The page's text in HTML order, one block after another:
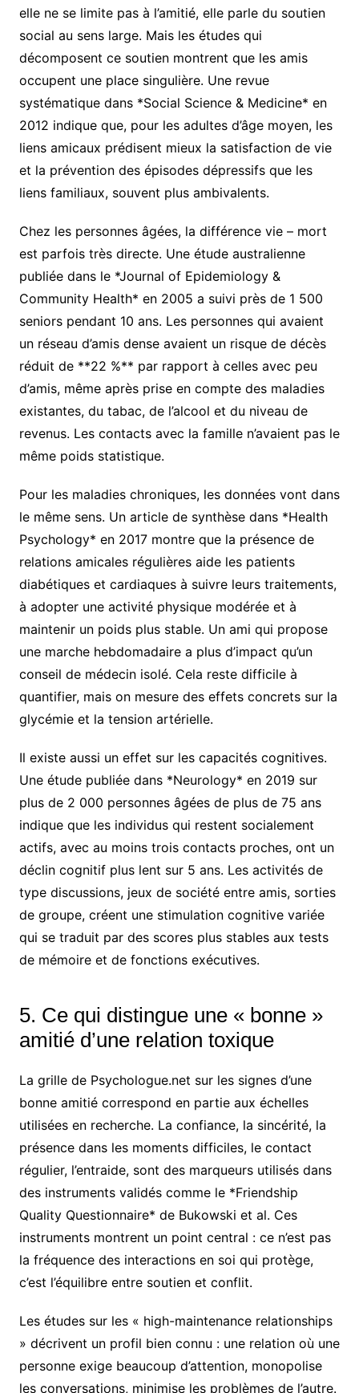
elle ne se limite pas à l’amitié, elle parle du soutien
social au sens large. Mais les études qui
décomposent ce soutien montrent que les amis
occupent une place singulière. Une revue
systématique dans *Social Science & Medicine* en
2012 indique que, pour les adultes d’âge moyen, les
liens amicaux prédisent mieux la satisfaction de vie
et la prévention des épisodes dépressifs que les
liens familiaux, souvent plus ambivalents.
Chez les personnes âgées, la différence vie – mort
est parfois très directe. Une étude australienne
publiée dans le *Journal of Epidemiology &
Community Health* en 2005 a suivi près de 1 500
seniors pendant 10 ans. Les personnes qui avaient
un réseau d’amis dense avaient un risque de décès
réduit de **22 %** par rapport à celles avec peu
d’amis, même après prise en compte des maladies
existantes, du tabac, de l’alcool et du niveau de
revenus. Les contacts avec la famille n’avaient pas le
même poids statistique.
Pour les maladies chroniques, les données vont dans
le même sens. Un article de synthèse dans *Health
Psychology* en 2017 montre que la présence de
relations amicales régulières aide les patients
diabétiques et cardiaques à suivre leurs traitements,
à adopter une activité physique modérée et à
maintenir un poids plus stable. Un ami qui propose
une marche hebdomadaire a plus d’impact qu’un
conseil de médecin isolé. Cela reste difficile à
quantifier, mais on mesure des effets concrets sur la
glycémie et la tension artérielle.
Il existe aussi un effet sur les capacités cognitives.
Une étude publiée dans *Neurology* en 2019 sur
plus de 2 000 personnes âgées de plus de 75 ans
indique que les individus qui restent socialement
actifs, avec au moins trois contacts proches, ont un
déclin cognitif plus lent sur 5 ans. Les activités de
type discussions, jeux de société entre amis, sorties
de groupe, créent une stimulation cognitive variée
qui se traduit par des scores plus stables aux tests
de mémoire et de fonctions exécutives.
5. Ce qui distingue une « bonne »
amitié d’une relation toxique
La grille de Psychologue.net sur les signes d’une
bonne amitié correspond en partie aux échelles
utilisées en recherche. La confiance, la sincérité, la
présence dans les moments difficiles, le contact
régulier, l’entraide, sont des marqueurs utilisés dans
des instruments validés comme le *Friendship
Quality Questionnaire* de Bukowski et al. Ces
instruments montrent un point central : ce n’est pas
la fréquence des interactions en soi qui protège,
c’est l’équilibre entre soutien et conflit.
Les études sur les « high-maintenance relationships
» décrivent un profil bien connu : une relation où une
personne exige beaucoup d’attention, monopolise
les conversations, minimise les problèmes de l’autre.